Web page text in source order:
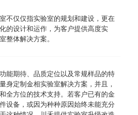
不仅仅指实验室的规划和建设，更在
的设计和运作，为客户提供高度实
整体解决方案。
能期待、品质定位以及常规样品的特
身定制金相实验室解决方案，并且，
全方位的技术支持。若客户已有的金
设备，或因为种种原因始终未能充分